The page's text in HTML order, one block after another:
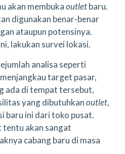
akan membukaoutletbaru.
digunakan benar-benar
ataupun potensinya.
lakukan survei lokasi.
analisa seperti
target pasar,
ada di tempat tersebut,
yang dibutuhkanoutlet,
baru ini dari toko pusat.
akan sangat
cabang baru di masa